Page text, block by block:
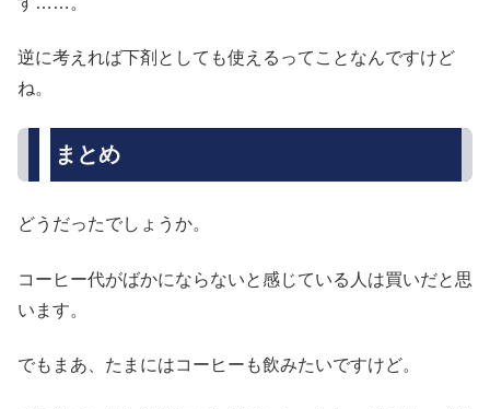
逆に考えれば下剤としても使えるってことなんですけど
ね。
まとめ
どうだったでしょうか。
コーヒー代がばかにならないと感じている人は買いだと思
います。
でもまあ、たまにはコーヒーも飲みたいですけど。